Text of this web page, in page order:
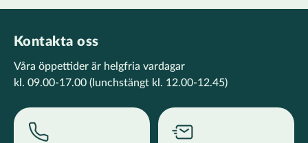
Kontakta oss
Våra öppettider är helgfria vardagar
kl. 09.00-17.00 (lunchstängt kl. 12.00-12.45)